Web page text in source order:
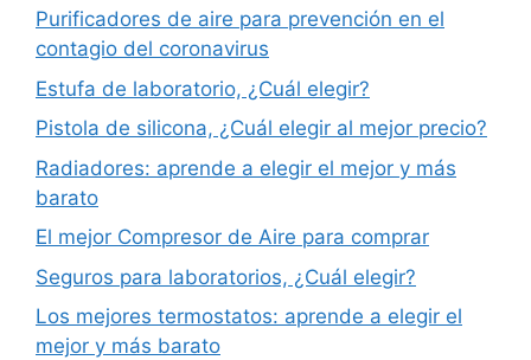
Purificadores de aire para prevención en el
contagio del coronavirus
Estufa de laboratorio, ¿Cuál elegir?
Pistola de silicona, ¿Cuál elegir al mejor precio?
Radiadores: aprende a elegir el mejor y más
barato
El mejor Compresor de Aire para comprar
Seguros para laboratorios, ¿Cuál elegir?
Los mejores termostatos: aprende a elegir el
mejor y más barato